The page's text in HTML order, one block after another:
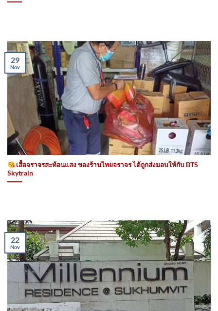
เสื้อจราจรสะท้อนแสง ของร้านไทยจราจร ได้ถูกส่งมอบให้กับ BTS
Skytrain
29
Nov
22
Nov